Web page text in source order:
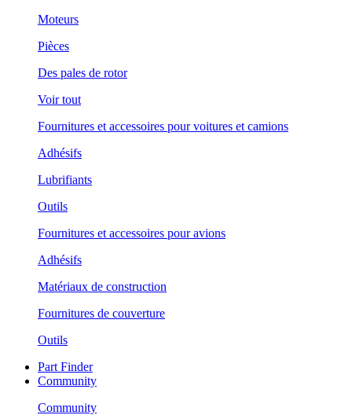
Moteurs
Pièces
Des pales de rotor
Voir tout
Fournitures et accessoires pour voitures et camions
Adhésifs
Lubrifiants
Outils
Fournitures et accessoires pour avions
Adhésifs
Matériaux de construction
Fournitures de couverture
Outils
Part Finder
Community
Community